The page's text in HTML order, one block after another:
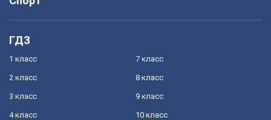
ГДЗ
1 класс
2 класс
3 класс
4 класс
7 класс
8 класс
9 класс
10 класс